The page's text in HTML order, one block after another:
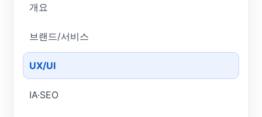
개요
브랜드/서비스
UX/UI
IA·SEO